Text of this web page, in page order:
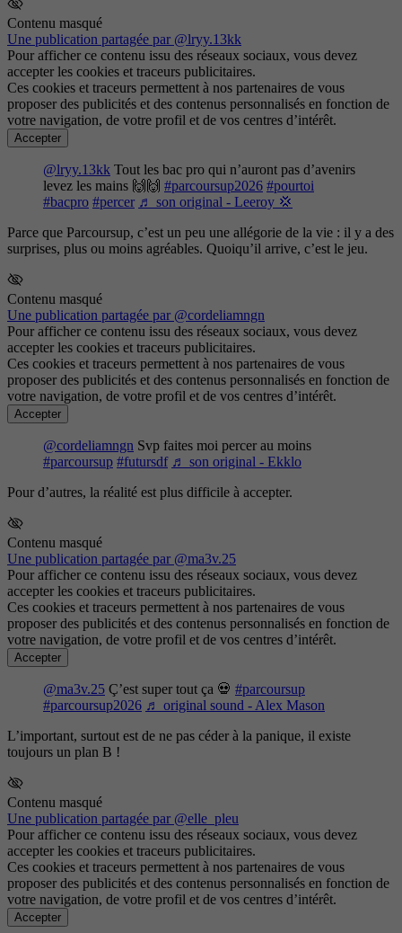
Contenu masqué
Une publication partagée par @lryy.13kk
Pour afficher ce contenu issu des réseaux sociaux, vous devez
accepter les cookies et traceurs publicitaires.
Ces cookies et traceurs permettent à nos partenaires de vous
proposer des publicités et des contenus personnalisés en fonction de
votre navigation, de votre profil et de vos centres d’intérêt.
Accepter
@lryy.13kk Tout les bac pro qui n’auront pas d’avenirs
levez les mains 🙌🙌 #parcoursup2026 #pourtoi
#bacpro #percer ♬ son original - Leeroy 💢
Parce que Parcoursup, c’est un peu une allégorie de la vie : il y a des
surprises, plus ou moins agréables. Quoiqu’il arrive, c’est le jeu.
Contenu masqué
Une publication partagée par @cordeliamngn
Pour afficher ce contenu issu des réseaux sociaux, vous devez
accepter les cookies et traceurs publicitaires.
Ces cookies et traceurs permettent à nos partenaires de vous
proposer des publicités et des contenus personnalisés en fonction de
votre navigation, de votre profil et de vos centres d’intérêt.
Accepter
@cordeliamngn Svp faites moi percer au moins
#parcoursup #futursdf ♬ son original - Ekklo
Pour d’autres, la réalité est plus difficile à accepter.
Contenu masqué
Une publication partagée par @ma3v.25
Pour afficher ce contenu issu des réseaux sociaux, vous devez
accepter les cookies et traceurs publicitaires.
Ces cookies et traceurs permettent à nos partenaires de vous
proposer des publicités et des contenus personnalisés en fonction de
votre navigation, de votre profil et de vos centres d’intérêt.
Accepter
@ma3v.25 Ç’est super tout ça 💀 #parcoursup
#parcoursup2026 ♬ original sound - Alex Mason
L’important, surtout est de ne pas céder à la panique, il existe
toujours un plan B !
Contenu masqué
Une publication partagée par @elle_pleu
Pour afficher ce contenu issu des réseaux sociaux, vous devez
accepter les cookies et traceurs publicitaires.
Ces cookies et traceurs permettent à nos partenaires de vous
proposer des publicités et des contenus personnalisés en fonction de
votre navigation, de votre profil et de vos centres d’intérêt.
Accepter